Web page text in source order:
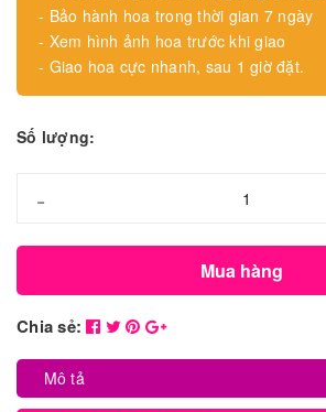
- Bảo hành hoa trong thời gian 7 ngày
- Xem hình ảnh hoa trước khi giao
- Giao hoa cực nhanh, sau 1 giờ đặt.
Số lượng:
-
Mua hàng
Chia sẻ:
Mô tả